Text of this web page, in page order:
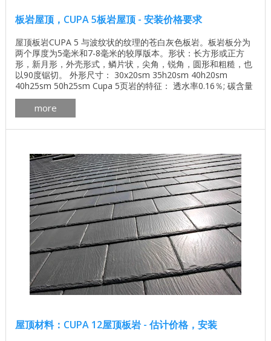
板岩屋顶，CUPA 5板岩屋顶 - 安装价格要求
屋顶板岩CUPA 5 与波纹状的纹理的苍白灰色板岩。板岩板分为
两个厚度为5毫米和7-8毫米的较厚版本。形状：长方形或正方
形，新月形，外壳形式，鳞片状，尖角，锐角，圆形和粗糙，也
以90度锯切。 外形尺寸： 30x20sm 35h20sm 40h20sm
40h25sm 50h25sm Cupa 5页岩的特征： 透水率0.16％; 碳含量
0.60％; 厚度为5毫米或7-8毫米。 在 此视频剪辑中 演示了平板的
强度 。 ...
more
屋顶材料：CUPA 12屋顶板岩 - 估计价格，安装